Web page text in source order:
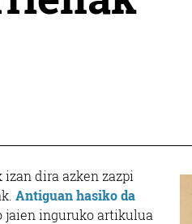
izan dira azken zazpi
Antiguan hasiko da
jaien inguruko artikulua